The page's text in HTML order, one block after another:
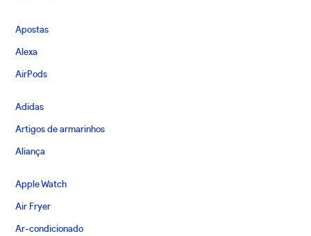
Apostas
Alexa
AirPods
Adidas
Artigos de armarinhos
Aliança
Apple Watch
Air Fryer
Ar-condicionado